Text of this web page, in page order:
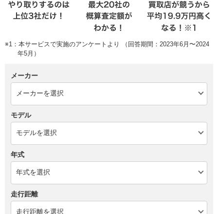
※1：本サービスで実施のアンケートより （回答期間：2023年6月〜2024
年5月）
メーカー
モデル
年式
走行距離